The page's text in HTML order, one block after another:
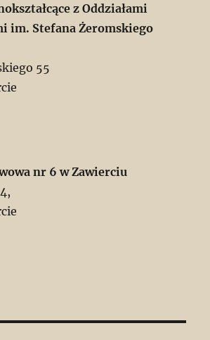
z Oddziałami
im. Stefana Żeromskiego
55
nr 6 w Zawierciu